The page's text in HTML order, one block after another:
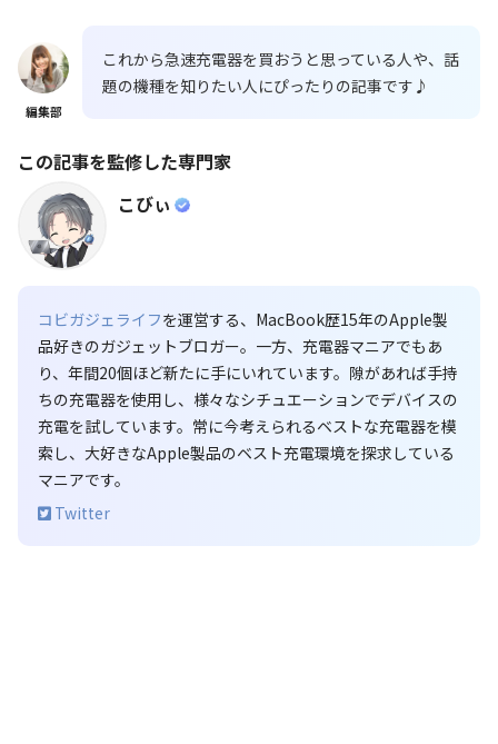
編集部
これから急速充電器を買おうと思っている人や、話
題の機種を知りたい人にぴったりの記事です♪
この記事を監修した専門家
こびぃ
コビガジェライフを運営する、MacBook歴15年のApple製
品好きのガジェットブロガー。一方、充電器マニアでもあ
り、年間20個ほど新たに手にいれています。隙があれば手持
ちの充電器を使用し、様々なシチュエーションでデバイスの
充電を試しています。常に今考えられるベストな充電器を模
索し、大好きなApple製品のベスト充電環境を探求している
マニアです。
Twitter